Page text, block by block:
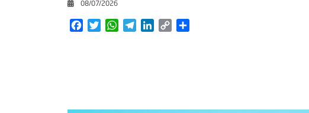
08/07/2026
FacebookTwitterWhatsAppTelegramLinkedIn
Copy